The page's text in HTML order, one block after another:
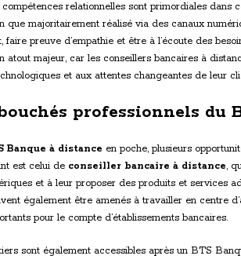
compétences relationnelles sont primordiales dans
que majoritairement réalisé via des canaux
faire preuve d’empathie et être à l’écoute des
atout majeur, car les conseillers bancaires à
et aux attentes changeantes de leur
professionnels du
Banque à distance en poche, plusieurs
est celui de conseiller bancaire à distance,
et à leur proposer des produits et services
également être amenés à travailler en centre
pour le compte d’établissements bancaires.
sont également accessibles après un BTS